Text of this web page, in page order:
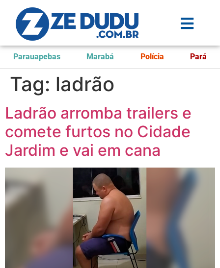
Parauapebas Marabá Polícia Pará
Tag: ladrão
Ladrão arromba trailers e
comete furtos no Cidade
Jardim e vai em cana